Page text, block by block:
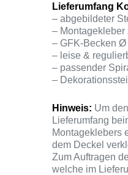
Lieferumfang
– abgebildeter
–
– GFK-Becken
– leise &
– passender
–
Hinweis: Um
Lieferumfang
Montageklebers
dem Deckel
Zum Auftragen
welche im